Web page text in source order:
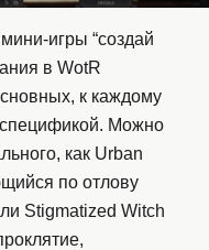
игры “создай
в WotR
к каждому
Можно
как Urban
по отлову
Stigmatized Witch